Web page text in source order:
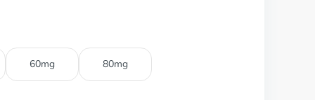
60mg 80mg